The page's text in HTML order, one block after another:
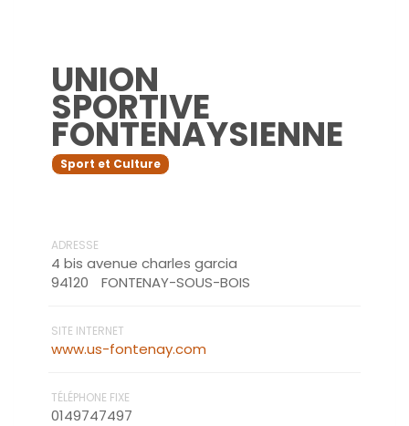
UNION
SPORTIVE
FONTENAYSIENNE
Sport et Culture
ADRESSE
4 bis avenue charles garcia
94120
FONTENAY-SOUS-BOIS
SITE INTERNET
www.us-fontenay.com
TÉLÉPHONE FIXE
0149747497